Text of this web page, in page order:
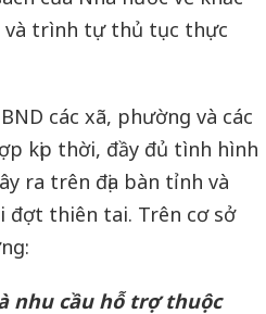
và trình tự thủ tục thực
các xã, phường và các
kịp thời, đầy đủ tình hình
ra trên địa bàn tỉnh và
đợt thiên tai. Trên cơ sở
nhu cầu hỗ trợ thuộc